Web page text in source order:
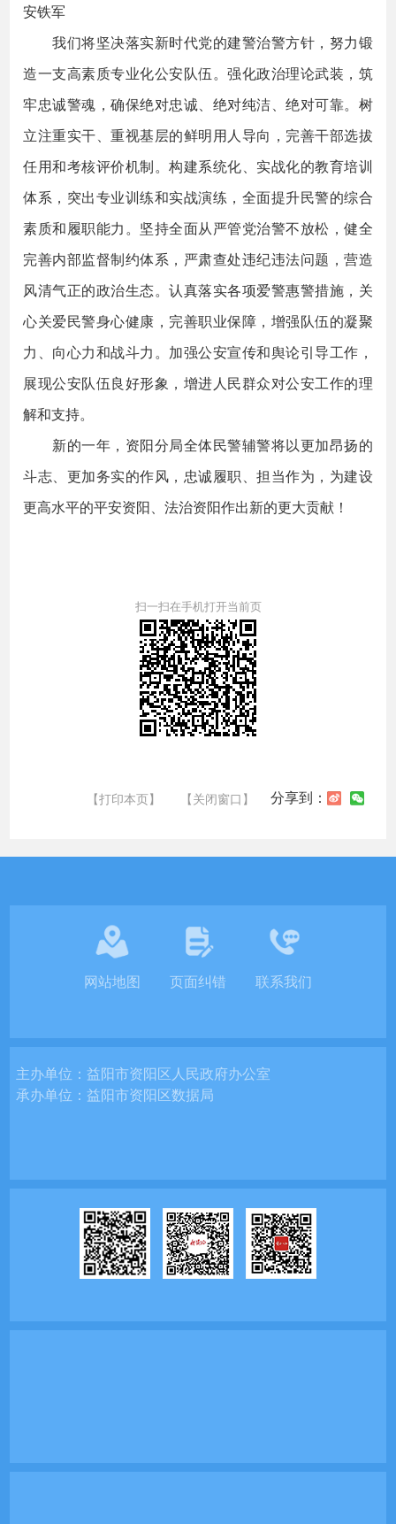
安铁军
我们将坚决落实新时代党的建警治警方针，努力锻
造一支高素质专业化公安队伍。强化政治理论武装，筑
牢忠诚警魂，确保绝对忠诚、绝对纯洁、绝对可靠。树
立注重实干、重视基层的鲜明用人导向，完善干部选拔
任用和考核评价机制。构建系统化、实战化的教育培训
体系，突出专业训练和实战演练，全面提升民警的综合
素质和履职能力。坚持全面从严管党治警不放松，健全
完善内部监督制约体系，严肃查处违纪违法问题，营造
风清气正的政治生态。认真落实各项爱警惠警措施，关
心关爱民警身心健康，完善职业保障，增强队伍的凝聚
力、向心力和战斗力。加强公安宣传和舆论引导工作，
展现公安队伍良好形象，增进人民群众对公安工作的理
解和支持。
新的一年，资阳分局全体民警辅警将以更加昂扬的
斗志、更加务实的作风，忠诚履职、担当作为，为建设
更高水平的平安资阳、法治资阳作出新的更大贡献！
扫一扫在手机打开当前页
【打印本页】 【关闭窗口】 分享到：
网站地图 页面纠错 联系我们
主办单位：益阳市资阳区人民政府办公室
承办单位：益阳市资阳区数据局